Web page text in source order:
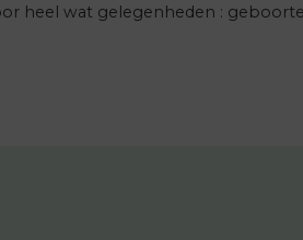
heel wat gelegenheden :